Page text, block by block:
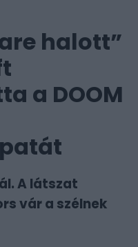
halott”
a DOOM
A látszat
vár a szélnek